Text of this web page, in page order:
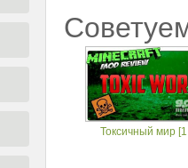
Токсичный мир